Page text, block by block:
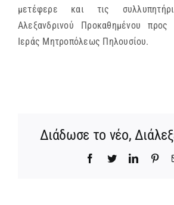
μετέφερε και τις
Αλεξανδρινού Προκαθημένου
Ιεράς Μητροπόλεως Πηλουσίου.
Διάδωσε το νέο,
Facebook
TwitterLinkedIn